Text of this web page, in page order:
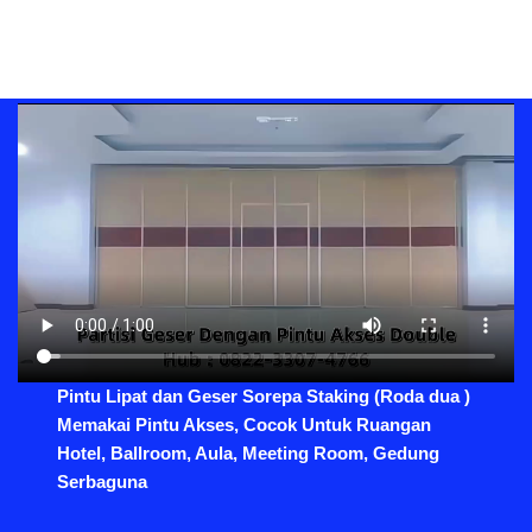
Pintu Lipat dan Geser Sorepa Staking (Roda dua )
Memakai Pintu Akses, Cocok Untuk Ruangan
Hotel, Ballroom, Aula, Meeting Room, Gedung
Serbaguna